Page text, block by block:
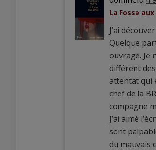
La Fosse
J’ai
Quelque
ouvrage. Je
différent
attentat qui
chef de la
compagne
J’ai aimé
sont
du mauvais